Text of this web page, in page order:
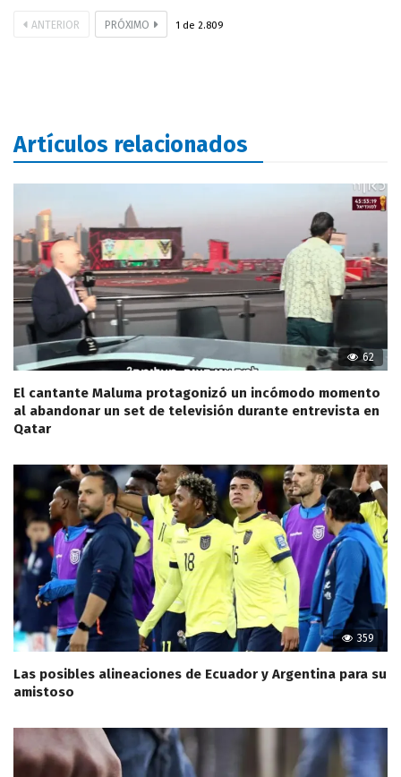
ANTERIOR PRÓXIMO 1 de 2.809
Artículos relacionados
62
El cantante Maluma protagonizó un incómodo momento
al abandonar un set de televisión durante entrevista en
Qatar
359
Las posibles alineaciones de Ecuador y Argentina para su
amistoso